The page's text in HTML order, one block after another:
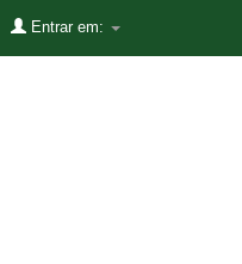
Entrar em: